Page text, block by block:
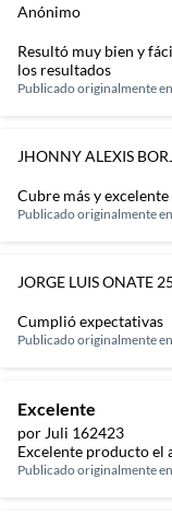
Anónimo
Resultó muy bien y
los resultados
Publicado originalmente en
JHONNY ALEXIS
Cubre más y
Publicado originalmente en
JORGE LUIS ONATE
Cumplió expectativas
Publicado originalmente en
Excelente
por Juli 162423
Excelente producto el
Publicado originalmente en